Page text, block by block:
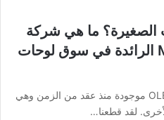
ما هي شركة
META Technology 2.0 الرائدة في سوق لوحات
[ad_1] لقد كانت أجهزة تلفزيون OLED موجودة منذ عقد من الزمن وهي
لقد قطعنا…